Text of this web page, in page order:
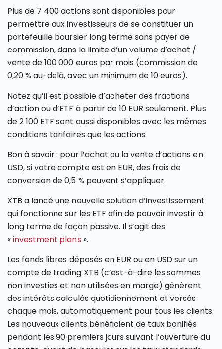
Plus de 7 400 actions sont disponibles pour
permettre aux investisseurs de se constituer un
portefeuille boursier long terme sans payer de
commission, dans la limite d’un volume d’achat /
vente de 100 000 euros par mois (commission de
0,20 % au-delà, avec un minimum de 10 euros).
Notez qu’il est possible d’acheter des fractions
d’action ou d’ETF à partir de 10 EUR seulement. Plus
de 2 100 ETF sont aussi disponibles avec les mêmes
conditions tarifaires que les actions.
Bon à savoir : pour l’achat ou la vente d’actions en
USD, si votre compte est en EUR, des frais de
conversion de 0,5 % peuvent s’appliquer.
XTB a lancé une nouvelle solution d’investissement
qui fonctionne sur les ETF afin de pouvoir investir à
long terme de façon passive. Il s’agit des
«investment plans ».
Les fonds libres déposés en EUR ou en USD sur un
compte de trading XTB (c’est-à-dire les sommes
non investies et non utilisées en marge) génèrent
des intérêts calculés quotidiennement et versés
chaque mois, automatiquement pour tous les clients.
Les nouveaux clients bénéficient de taux bonifiés
pendant les 90 premiers jours suivant l’ouverture du